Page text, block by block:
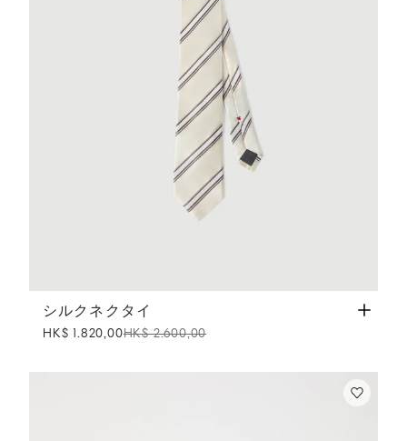
シルクネクタイ
シルクネクタイ
HK$ 1.820,00HK$ 2.600,00